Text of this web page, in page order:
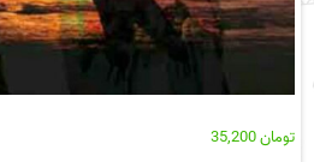
تومان35,200